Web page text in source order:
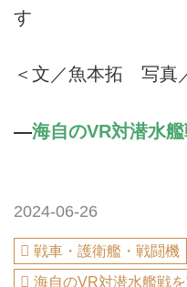
す
＜文／魚本拓 写真
―海自のVR対潜水艦
2024-06-26
戦車・護衛艦・戦闘機
海自のVR対潜水艦戦を